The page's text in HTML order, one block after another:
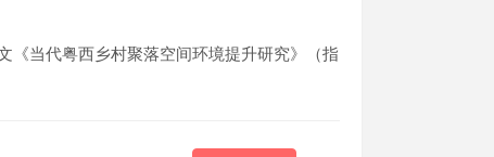
《当代粤西乡村聚落空间环境提升研究》（指